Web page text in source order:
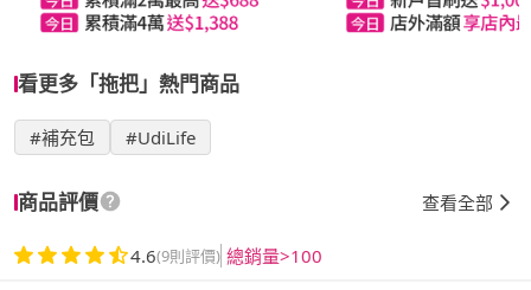
看更多「拖把」熱門商品
#補充包 #UdiLife
商品評價 查看全部
4.6(9則評價) 總銷量>100